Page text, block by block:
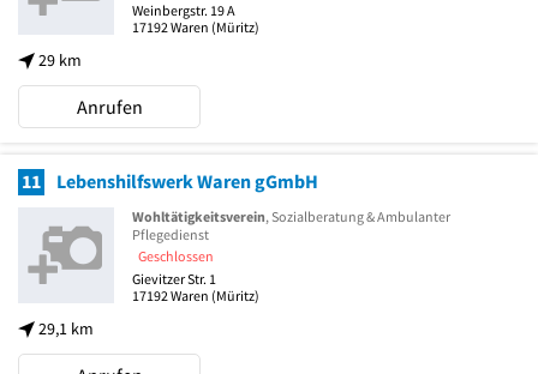
29 km
Weinbergstr. 19 A
17192Waren (Müritz)
Anrufen
11 Lebenshilfswerk Waren gGmbH
29,1 km
Wohltätigkeitsverein, Sozialberatung & Ambulanter
Pflegedienst
Geschlossen
Gievitzer Str. 1
17192Waren (Müritz)